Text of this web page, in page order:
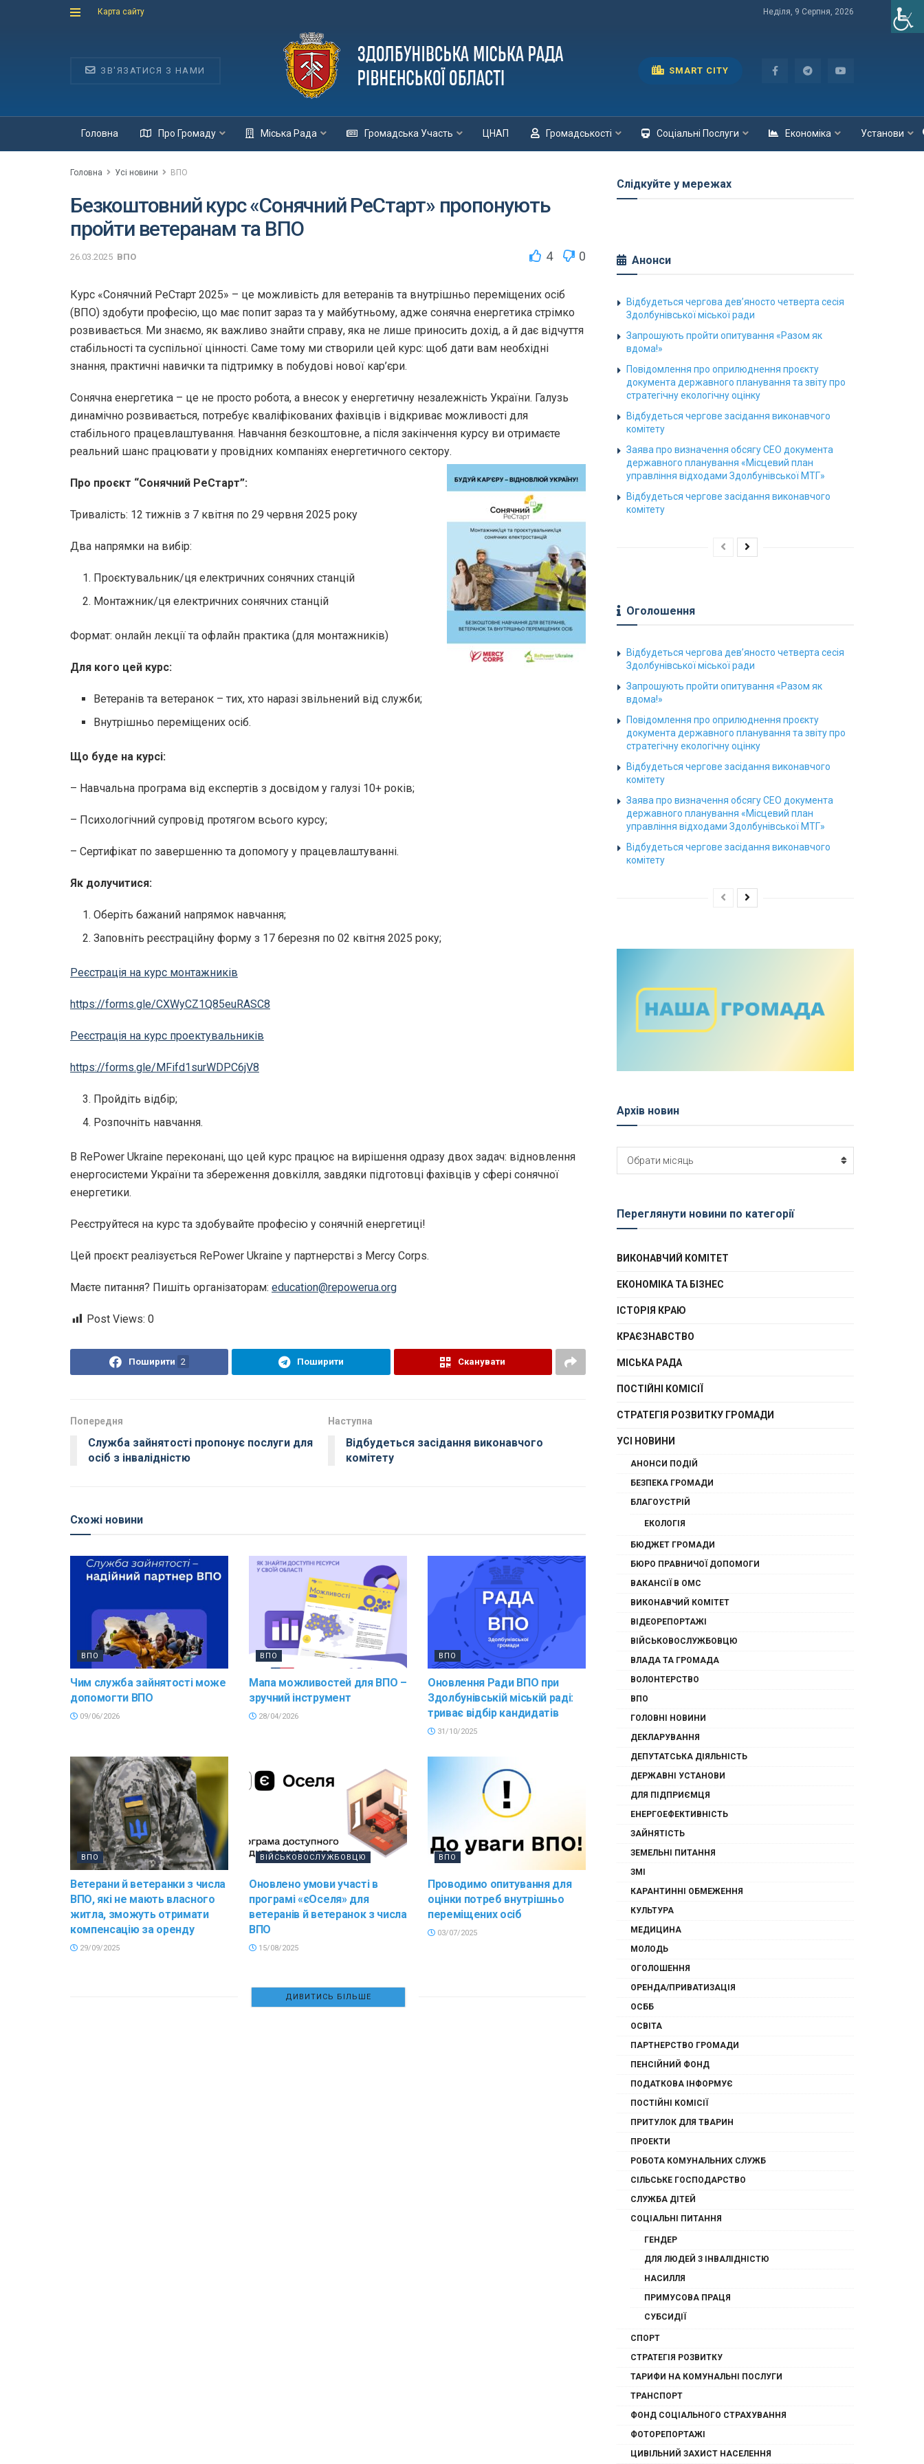
Карта сайту Неділя, 9 Серпня, 2026
ЗВ'ЯЗАТИСЯ З НАМИ SMART CITY
Головна Про Громаду Міська Рада Громадська Участь ЦНАП Громадськості Соціальні Послуги Економіка Установи
Головна Усі новини ВПО
Безкоштовний курс «Сонячний РеСтарт» пропонують
пройти ветеранам та ВПО
26.03.2025 ВПО 4 0
Курс «Сонячний РеСтарт 2025» – це можливість для ветеранів та внутрішньо переміщених осіб
(ВПО) здобути професію, що має попит зараз та у майбутньому, адже сонячна енергетика стрімко
розвивається. Ми знаємо, як важливо знайти справу, яка не лише приносить дохід, а й дає відчуття
стабільності та суспільної цінності. Саме тому ми створили цей курс: щоб дати вам необхідні
знання, практичні навички та підтримку в побудові нової кар’єри.
Сонячна енергетика – це не просто робота, а внесок у енергетичну незалежність України. Галузь
динамічно розвивається, потребує кваліфікованих фахівців і відкриває можливості для
стабільного працевлаштування. Навчання безкоштовне, а після закінчення курсу ви отримаєте
реальний шанс працювати у провідних компаніях енергетичного сектору.
Про проєкт “Сонячний РеСтарт”:
Тривалість: 12 тижнів з 7 квітня по 29 червня 2025 року
Два напрямки на вибір:
Проєктувальник/ця електричних сонячних станцій
Монтажник/ця електричних сонячних станцій
Формат: онлайн лекції та офлайн практика (для монтажників)
Для кого цей курс:
Ветеранів та ветеранок – тих, хто наразі звільнений від служби;
Внутрішньо переміщених осіб.
Що буде на курсі:
– Навчальна програма від експертів з досвідом у галузі 10+ років;
– Психологічний супровід протягом всього курсу;
– Сертифікат по завершенню та допомогу у працевлаштуванні.
Як долучитися:
Оберіть бажаний напрямок навчання;
Заповніть реєстраційну форму з 17 березня по 02 квітня 2025 року;
Реєстрація на курс монтажників
https://forms.gle/CXWyCZ1Q85euRASC8
Реєстрація на курс проектувальників
https://forms.gle/MFifd1surWDPC6jV8
Пройдіть відбір;
Розпочніть навчання.
В RePower Ukraine переконані, що цей курс працює на вирішення одразу двох задач: відновлення
енергосистеми України та збереження довкілля, завдяки підготовці фахівців у сфері сонячної
енергетики.
Реєструйтеся на курс та здобувайте професію у сонячній енергетиці!
Цей проєкт реалізується RePower Ukraine у партнерстві з Mercy Corps.
Маєте питання? Пишіть організаторам: education@repowerua.org
Post Views: 0
Поширити 2 Поширити Сканувати
Попередня
Служба зайнятості пропонує послуги для
осіб з інвалідністю
Наступна
Відбудеться засідання виконавчого
комітету
Схожі новини
ВПО
Чим служба зайнятості може
допомогти ВПО
09/06/2026
ВПО
Мапа можливостей для ВПО –
зручний інструмент
28/04/2026
ВПО
Оновлення Ради ВПО при
Здолбунівській міській раді:
триває відбір кандидатів
31/10/2025
ВПО
Ветерани й ветеранки з числа
ВПО, які не мають власного
житла, зможуть отримати
компенсацію за оренду
29/09/2025
ВІЙСЬКОВОСЛУЖБОВЦЮ
Оновлено умови участі в
програмі «єОселя» для
ветеранів й ветеранок з числа
ВПО
15/08/2025
ВПО
Проводимо опитування для
оцінки потреб внутрішньо
переміщених осіб
03/07/2025
ДИВИТИСЬ БІЛЬШЕ
Слідкуйте у мережах
Анонси
Відбудеться чергова дев’яносто четверта сесія
Здолбунівської міської ради
Запрошують пройти опитування «Разом як
вдома!»
Повідомлення про оприлюднення проєкту
документа державного планування та звіту про
стратегічну екологічну оцінку
Відбудеться чергове засідання виконавчого
комітету
Заява про визначення обсягу СЕО документа
державного планування «Місцевий план
управління відходами Здолбунівської МТГ»
Відбудеться чергове засідання виконавчого
комітету
Оголошення
Відбудеться чергова дев’яносто четверта сесія
Здолбунівської міської ради
Запрошують пройти опитування «Разом як
вдома!»
Повідомлення про оприлюднення проєкту
документа державного планування та звіту про
стратегічну екологічну оцінку
Відбудеться чергове засідання виконавчого
комітету
Заява про визначення обсягу СЕО документа
державного планування «Місцевий план
управління відходами Здолбунівської МТГ»
Відбудеться чергове засідання виконавчого
комітету
Архів новин
Архів
новин
Обрати місяць
Переглянути новини по категорії
ВИКОНАВЧИЙ КОМІТЕТ
ЕКОНОМІКА ТА БІЗНЕС
ІСТОРІЯ КРАЮ
КРАЄЗНАВСТВО
МІСЬКА РАДА
ПОСТІЙНІ КОМІСІЇ
СТРАТЕГІЯ РОЗВИТКУ ГРОМАДИ
УСІ НОВИНИ
АНОНСИ ПОДІЙ
БЕЗПЕКА ГРОМАДИ
БЛАГОУСТРІЙ
ЕКОЛОГІЯ
БЮДЖЕТ ГРОМАДИ
БЮРО ПРАВНИЧОЇ ДОПОМОГИ
ВАКАНСІЇ В ОМС
ВИКОНАВЧИЙ КОМІТЕТ
ВІДЕОРЕПОРТАЖІ
ВІЙСЬКОВОСЛУЖБОВЦЮ
ВЛАДА ТА ГРОМАДА
ВОЛОНТЕРСТВО
ВПО
ГОЛОВНІ НОВИНИ
ДЕКЛАРУВАННЯ
ДЕПУТАТСЬКА ДІЯЛЬНІСТЬ
ДЕРЖАВНІ УСТАНОВИ
ДЛЯ ПІДПРИЄМЦЯ
ЕНЕРГОЕФЕКТИВНІСТЬ
ЗАЙНЯТІСТЬ
ЗЕМЕЛЬНІ ПИТАННЯ
ЗМІ
КАРАНТИННІ ОБМЕЖЕННЯ
КУЛЬТУРА
МЕДИЦИНА
МОЛОДЬ
ОГОЛОШЕННЯ
ОРЕНДА/ПРИВАТИЗАЦІЯ
ОСББ
ОСВІТА
ПАРТНЕРСТВО ГРОМАДИ
ПЕНСІЙНИЙ ФОНД
ПОДАТКОВА ІНФОРМУЄ
ПОСТІЙНІ КОМІСІЇ
ПРИТУЛОК ДЛЯ ТВАРИН
ПРОЕКТИ
РОБОТА КОМУНАЛЬНИХ СЛУЖБ
СІЛЬСЬКЕ ГОСПОДАРСТВО
СЛУЖБА ДІТЕЙ
СОЦІАЛЬНІ ПИТАННЯ
ГЕНДЕР
ДЛЯ ЛЮДЕЙ З ІНВАЛІДНІСТЮ
НАСИЛЛЯ
ПРИМУСОВА ПРАЦЯ
СУБСИДІЇ
СПОРТ
СТРАТЕГІЯ РОЗВИТКУ
ТАРИФИ НА КОМУНАЛЬНІ ПОСЛУГИ
ТРАНСПОРТ
ФОНД СОЦІАЛЬНОГО СТРАХУВАННЯ
ФОТОРЕПОРТАЖІ
ЦИВІЛЬНИЙ ЗАХИСТ НАСЕЛЕННЯ